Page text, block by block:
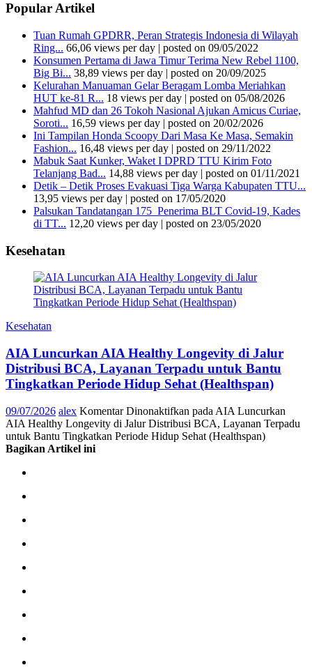
Popular Artikel
Tuan Rumah GPDRR, Peran Strategis Indonesia di Wilayah
Ring... 66,06 views per day | posted on 09/05/2022
Konsumen Pertama di Jawa Timur Terima New Rebel 1100,
Big Bi... 38,89 views per day | posted on 20/09/2025
Kelurahan Manuaman Gelar Beragam Lomba Meriahkan
HUT ke-81 R... 18 views per day | posted on 05/08/2026
Mahfud MD dan 26 Tokoh Nasional Ajukan Amicus Curiae,
Soroti... 16,59 views per day | posted on 20/02/2026
Ini Tampilan Honda Scoopy Dari Masa Ke Masa, Semakin
Fashion... 16,48 views per day | posted on 29/11/2022
Mabuk Saat Kunker, Waket I DPRD TTU Kirim Foto
Telanjang Bad... 14,88 views per day | posted on 01/11/2021
Detik – Detik Proses Evakuasi Tiga Warga Kabupaten TTU...
13,95 views per day | posted on 17/05/2020
Palsukan Tandatangan 175 Penerima BLT Covid-19, Kades
di TT... 12,20 views per day | posted on 23/05/2020
Kesehatan
Kesehatan
AIA Luncurkan AIA Healthy Longevity di Jalur
Distribusi BCA, Layanan Terpadu untuk Bantu
Tingkatkan Periode Hidup Sehat (Healthspan)
09/07/2026 alex Komentar Dinonaktifkan pada AIA Luncurkan
AIA Healthy Longevity di Jalur Distribusi BCA, Layanan Terpadu
untuk Bantu Tingkatkan Periode Hidup Sehat (Healthspan)
Bagikan Artikel ini